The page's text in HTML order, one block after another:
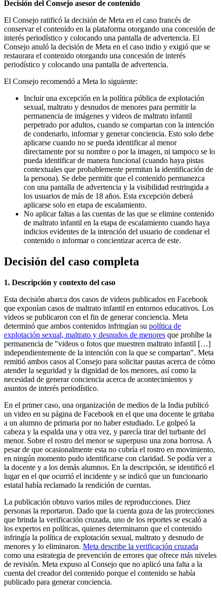
Decisión del Consejo asesor de contenido
El Consejo ratificó la decisión de Meta en el caso francés de
conservar el contenido en la plataforma otorgando una concesión de
interés periodístico y colocando una pantalla de advertencia. El
Consejo anuló la decisión de Meta en el caso indio y exigió que se
restaurara el contenido otorgando una concesión de interés
periodístico y colocando una pantalla de advertencia.
El Consejo recomendó a Meta lo siguiente:
Incluir una excepción en la política pública de explotación
sexual, maltrato y desnudos de menores para permitir la
permanencia de imágenes y videos de maltrato infantil
perpetrado por adultos, cuando se compartan con la intención
de condenarlo, informar y generar conciencia. Esto solo debe
aplicarse cuando no se pueda identificar al menor
directamente por su nombre o por la imagen, ni tampoco se lo
pueda identificar de manera funcional (cuando haya pistas
contextuales que probablemente permitan la identificación de
la persona). Se debe permitir que el contenido permanezca
con una pantalla de advertencia y la visibilidad restringida a
los usuarios de más de 18 años. Esta excepción deberá
aplicarse solo en etapa de escalamiento.
No aplicar faltas a las cuentas de las que se elimine contenido
de maltrato infantil en la etapa de escalamiento cuando haya
indicios evidentes de la intención del usuario de condenar el
contenido o informar o concientizar acerca de este.
Decisión del caso completa
1. Descripción y contexto del caso
Esta decisión abarca dos casos de videos publicados en Facebook
que exponían casos de maltrato infantil en entornos educativos. Los
videos se publicaron con el fin de generar conciencia. Meta
determinó que ambos contenidos infringían su política de
explotación sexual, maltrato y desnudos de menores que prohíbe la
permanencia de "videos o fotos que muestren maltrato infantil […]
independientemente de la intención con la que se compartan". Meta
remitió ambos casos al Consejo para solicitar pautas acerca de cómo
atender la seguridad y la dignidad de los menores, así como la
necesidad de generar conciencia acerca de acontecimientos y
asuntos de interés periodístico.
En el primer caso, una organización de medios de la India publicó
un video en su página de Facebook en el que una docente le gritaba
a un alumno de primaria por no haber estudiado. Le golpeó la
cabeza y la espalda una y otra vez, y parecía tirar del turbante del
menor. Sobre el rostro del menor se superpuso una zona borrosa. A
pesar de que ocasionalmente esta no cubría el rostro en movimiento,
en ningún momento pudo identificarse con claridad. Se podía ver a
la docente y a los demás alumnos. En la descripción, se identificó el
lugar en el que ocurrió el incidente y se indicó que un funcionario
estatal había reclamado la rendición de cuentas.
La publicación obtuvo varios miles de reproducciones. Diez
personas la reportaron. Dado que la cuenta goza de las protecciones
que brinda la verificación cruzada, uno de los reportes se escaló a
los expertos en políticas, quienes determinaron que el contenido
infringía la política de explotación sexual, maltrato y desnudo de
menores y lo eliminaron. Meta describe la verificación cruzada
como una estrategia de prevención de errores que ofrece más niveles
de revisión. Meta expuso al Consejo que no aplicó una falta a la
cuenta del creador del contenido porque el contenido se había
publicado para generar conciencia.